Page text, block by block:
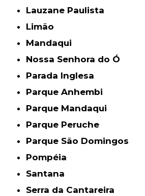
Lauzane Paulista
Limão
Mandaqui
Nossa Senhora do Ó
Parada Inglesa
Parque Anhembi
Parque Mandaqui
Parque Peruche
Parque São Domingos
Pompéia
Santana
Serra da Cantareira